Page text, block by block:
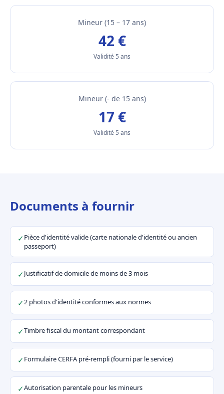
Mineur (15 – 17 ans)
42 €
Validité 5 ans
Mineur (- de 15 ans)
17 €
Validité 5 ans
Documents à fournir
✓ Pièce d'identité valide (carte nationale d'identité ou ancien
passeport)
✓Justificatif de domicile de moins de 3 mois
✓2 photos d'identité conformes aux normes
✓Timbre fiscal du montant correspondant
✓ Formulaire CERFA pré-rempli (fourni par le service)
✓Autorisation parentale pour les mineurs